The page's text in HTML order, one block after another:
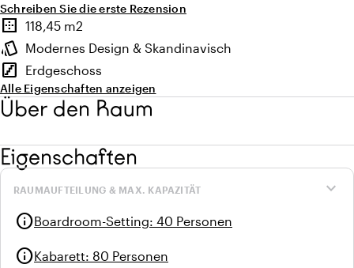
Schreiben Sie die erste Rezension
Highlights
border_outer
Fläche
118,45 m2
style
Ambiente
Modernes Design & Skandinavisch
stairs
Stockwerk
Erdgeschoss
Alle Eigenschaften anzeigen
Über den Raum
Eigenschaften
expand_more
RAUMAUFTEILUNG & MAX. KAPAZITÄT
infoBoardroom-Setting: 40 Personen
infoKabarett: 80 Personen